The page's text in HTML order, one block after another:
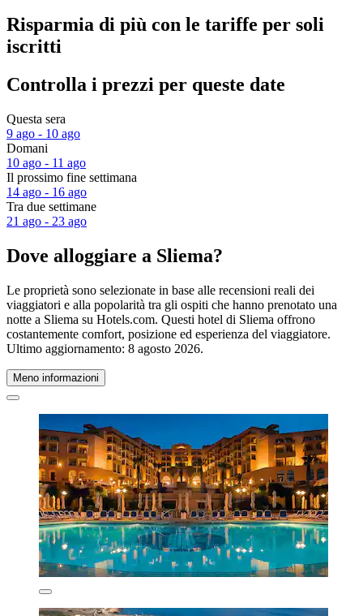
Risparmia di più con le tariffe per soli
iscritti
Controlla i prezzi per queste date
Questa sera
9 ago - 10 ago
Domani
10 ago - 11 ago
Il prossimo fine settimana
14 ago - 16 ago
Tra due settimane
21 ago - 23 ago
Dove alloggiare a Sliema?
Le proprietà sono selezionate in base alle recensioni reali dei
viaggiatori e alla popolarità tra gli ospiti che hanno prenotato una
notte a Sliema su Hotels.com. Questi hotel di Sliema offrono
costantemente comfort, posizione ed esperienza del viaggiatore.
Ultimo aggiornamento: 8 agosto 2026.
Meno informazioni